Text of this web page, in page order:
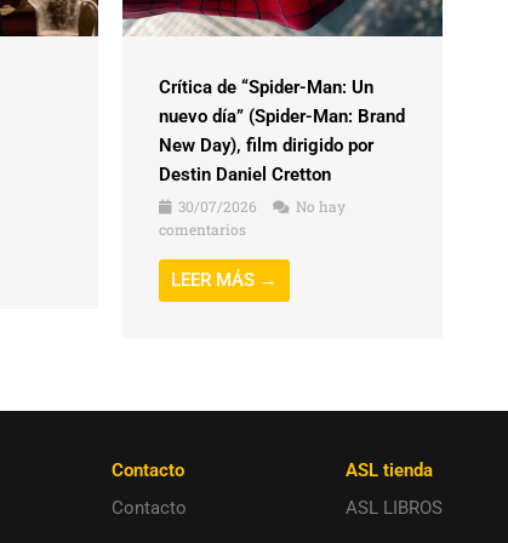
Crítica de “Spider-Man: Un
nuevo día” (Spider-Man: Brand
New Day), film dirigido por
Destin Daniel Cretton
30/07/2026
No hay
comentarios
LEER MÁS →
Contacto
Contacto
ASL tienda
ASL LIBROS